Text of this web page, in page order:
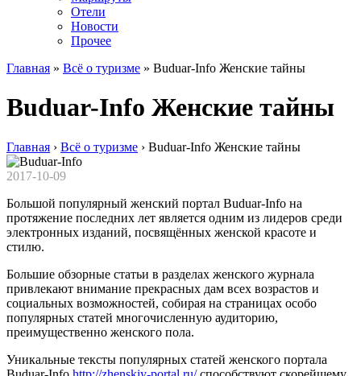
Отели
Новости
Прочее
Главная » Всё о туризме » Buduar-Info Женские тайны
Buduar-Info Женские тайны
Главная › Всё о туризме › Buduar-Info Женские тайны
2017-10-09
Большой популярный женский портал Buduar-Info на
протяжение последних лет является одним из лидеров среди
электронных изданий, посвящённых женской красоте и
стилю.
Большие обзорные статьи в разделах женского журнала
привлекают внимание прекрасных дам всех возрастов и
социальных возможностей, собирая на страницах особо
популярных статей многочисленную аудиторию,
преимущественно женского пола.
Уникальные тексты популярных статей женского портала